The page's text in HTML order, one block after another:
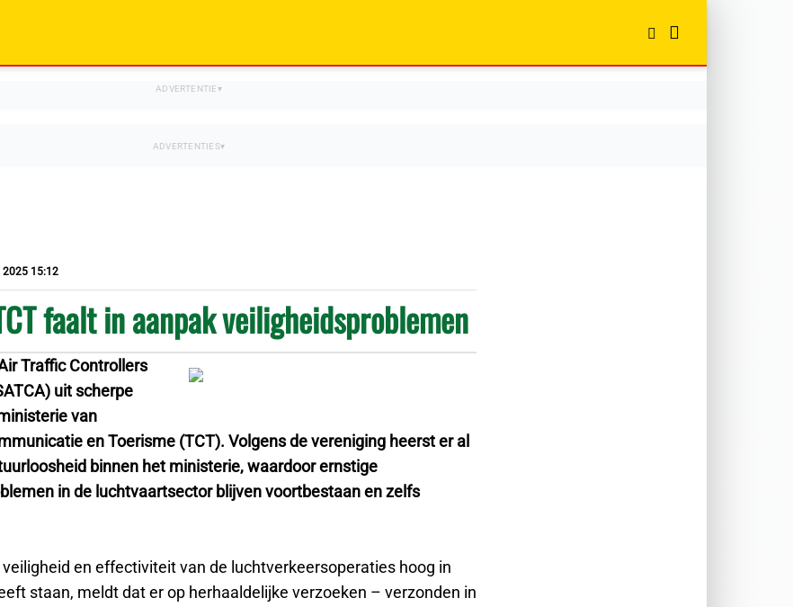
2025 15:12
faalt in aanpak veiligheidsproblemen
Traffic Controllers
uit scherpe
van
en Toerisme (TCT). Volgens de vereniging heerst er al
binnen het ministerie, waardoor ernstige
in de luchtvaartsector blijven voortbestaan en zelfs
veiligheid en effectiviteit van de luchtverkeersoperaties hoog in
staan, meldt dat er op herhaaldelijke verzoeken – verzonden in